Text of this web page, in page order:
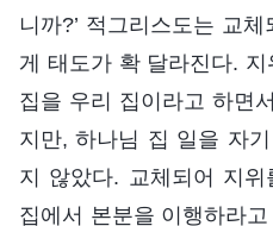
니까?’ 적그리스도는 교
게 태도가 확 달라진다.
집을 우리 집이라고 하면
지만, 하나님 집 일을 자
지 않았다. 교체되어 지
집에서 본분을 이행하라